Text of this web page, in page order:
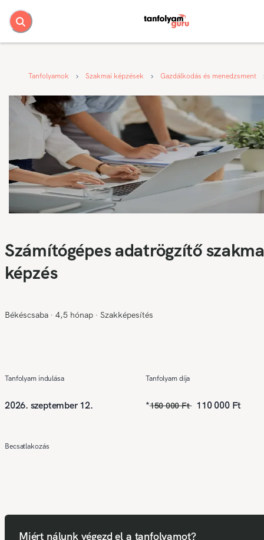
Tanfolyamok Szakmai képzések Gazdálkodás és menedzsment
Számítógépes adatrögzítő
képzés
Békéscsaba ∙ 4,5 hónap ∙ Szakképesítés
Tanfolyam indulása
2026. szeptember 12.
Tanfolyam díja
*150 000 Ft 110 000 Ft
Becsatlakozás
Miért nálunk végezd el a tanfolyamot?